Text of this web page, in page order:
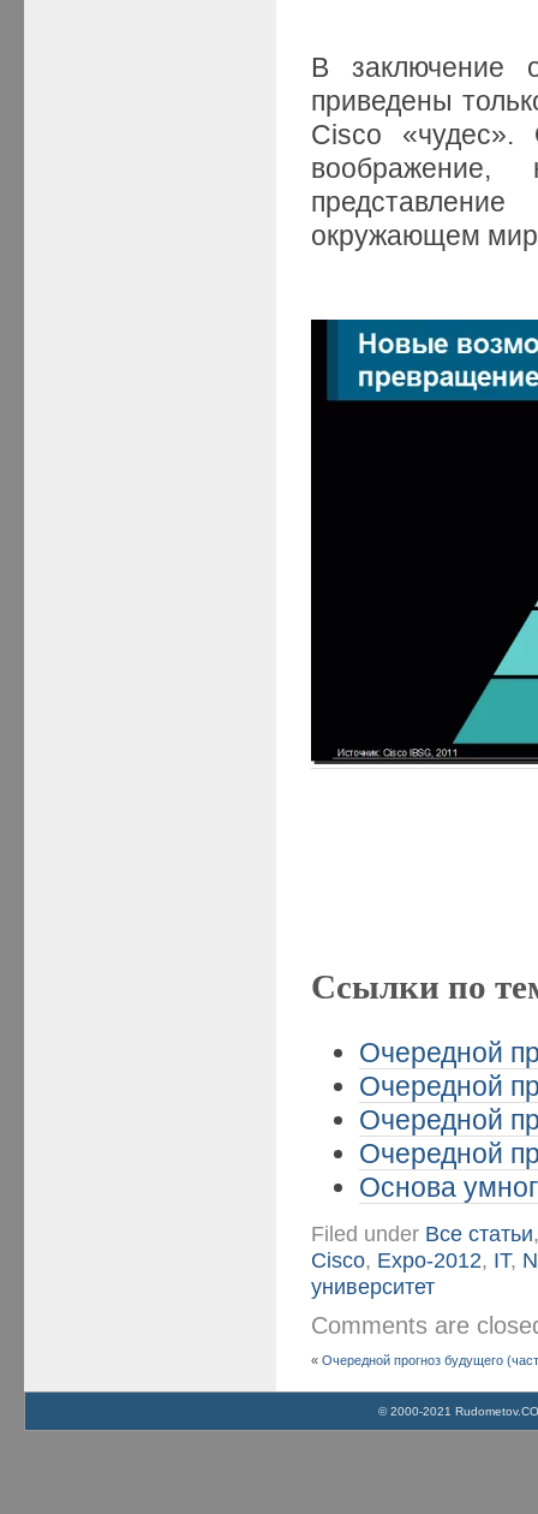
В заключение
приведены
Cisco
окружающем
Ссылки по
Очередной
Очередной
Очередной
Очередной
Основа
Filed under Все статьи
Cisco, Expo-2012, IT,
университет
Comments are
«Очередной прогноз будущего
© 2000-2021